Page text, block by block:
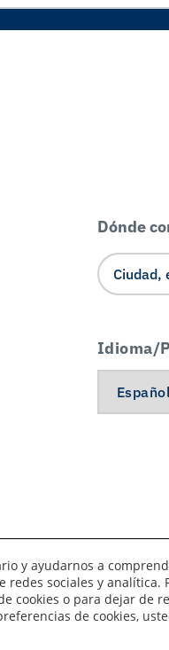
Dónde
Idioma/
de privacidad
y ayudarnos a
sociales y
cookies o para dejar de
de cookies,